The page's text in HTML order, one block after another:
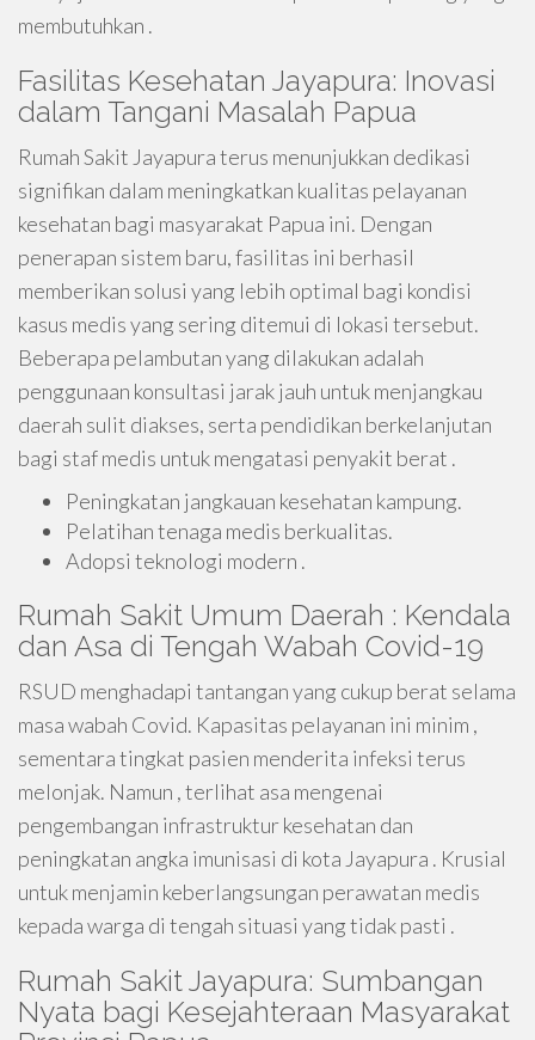
membutuhkan .
Fasilitas Kesehatan Jayapura: Inovasi
dalam Tangani Masalah Papua
Rumah Sakit Jayapura terus menunjukkan dedikasi
signifikan dalam meningkatkan kualitas pelayanan
kesehatan bagi masyarakat Papua ini. Dengan
penerapan sistem baru, fasilitas ini berhasil
memberikan solusi yang lebih optimal bagi kondisi
kasus medis yang sering ditemui di lokasi tersebut.
Beberapa pelambutan yang dilakukan adalah
penggunaan konsultasi jarak jauh untuk menjangkau
daerah sulit diakses, serta pendidikan berkelanjutan
bagi staf medis untuk mengatasi penyakit berat .
Peningkatan jangkauan kesehatan kampung.
Pelatihan tenaga medis berkualitas.
Adopsi teknologi modern .
Rumah Sakit Umum Daerah : Kendala
dan Asa di Tengah Wabah Covid-19
RSUD menghadapi tantangan yang cukup berat selama
masa wabah Covid. Kapasitas pelayanan ini minim ,
sementara tingkat pasien menderita infeksi terus
melonjak. Namun , terlihat asa mengenai
pengembangan infrastruktur kesehatan dan
peningkatan angka imunisasi di kota Jayapura . Krusial
untuk menjamin keberlangsungan perawatan medis
kepada warga di tengah situasi yang tidak pasti .
Rumah Sakit Jayapura: Sumbangan
Nyata bagi Kesejahteraan Masyarakat